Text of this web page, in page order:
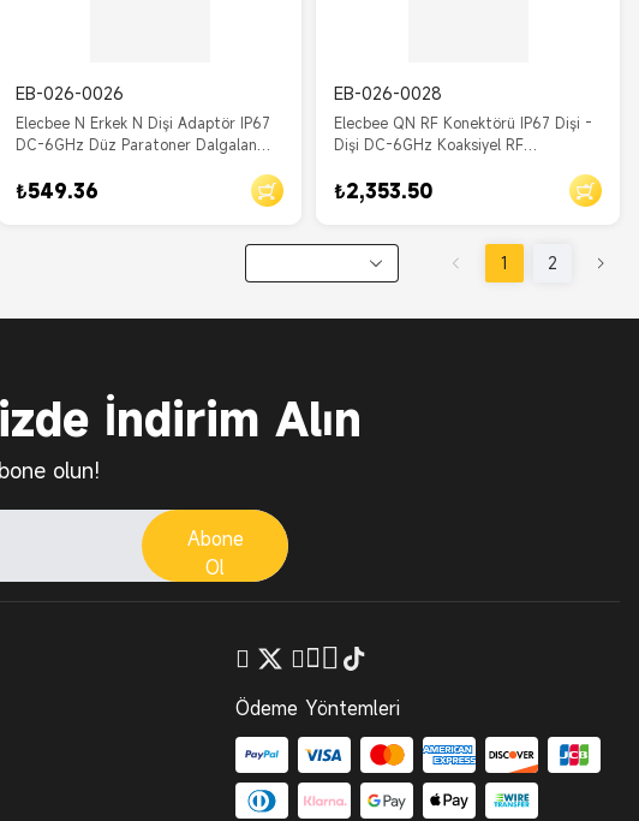
EB-026-0026
Elecbee N Erkek N Dişi Adaptör IP67
DC-6GHz Düz Paratoner Dalgalanma
₺549.36
EB-026-0028
Elecbee QN RF Konektörü IP67 Dişi -
Dişi DC-6GHz Koaksiyel RF
₺2,353.50
1 2
İndirim Alın
olun!
Abone
Ol
Ödeme Yöntemleri